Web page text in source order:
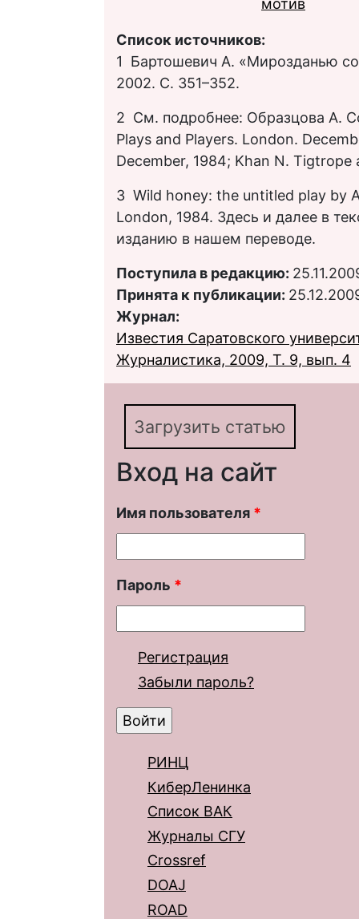
мотив
Список источников:
1 Бартошевич А. «Мирозданью
2002. С. 351–352.
2 См. подробнее: Образцова А.
Plays and Players. London.
December, 1984; Khan N.
3 Wild honey: the untitled play by
London, 1984. Здесь и далее в
изданию в нашем переводе.
Поступила в редакцию:
Принята к публикации:
Журнал:
Известия Саратовского
Журналистика, 2009, Т. 9, вып. 4
Загрузить статью
Вход на сайт
Имя пользователя *
Пароль *
Регистрация
Забыли пароль?
РИНЦ
КиберЛенинка
Список ВАК
Журналы СГУ
Crossref
DOAJ
ROAD